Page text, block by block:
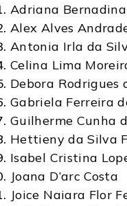
Adriana
Alex Alves
Antonia Irla da
Celina Lima
Debora Rodrigues
Gabriela Ferreira
Guilherme Cunha
Hettieny da Silva
Isabel Cristina
Joana D’arc Costa
Joice Naiara Flor